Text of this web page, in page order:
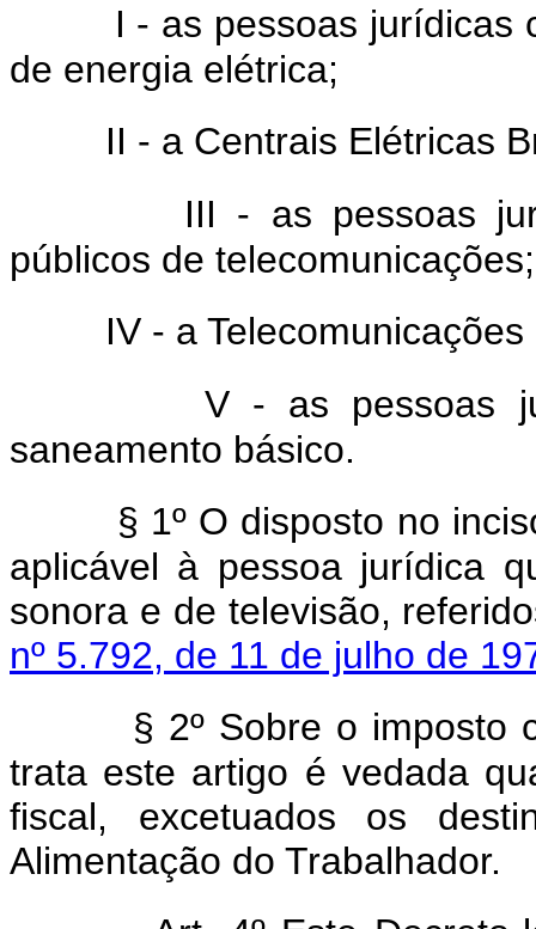
I - as pessoas jurídicas
de energia elétrica;
II - a Centrais Elétricas
III - as pessoas
públicos de telecomunicações;
IV - a
V - as pessoas
saneamento básico.
§ 1º O disposto no
aplicável à pessoa jurídica
sonora e de televisão,
nº 5.792, de 11 de julho de
§ 2º Sobre o imposto
trata este artigo é vedada
fiscal, excetuados os
Alimentação do Trabalhador.